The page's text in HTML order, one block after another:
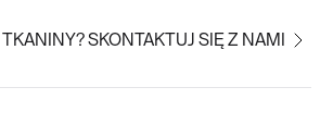
SKONTAKTUJ SIĘ Z NAMI